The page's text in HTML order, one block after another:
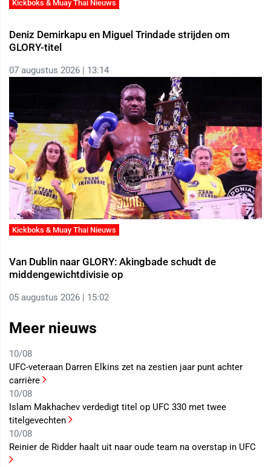
Kickboks & Muay Thai Nieuws
Deniz Demirkapu en Miguel Trindade strijden om
GLORY-titel
07 augustus 2026 | 13:14
Kickboks & Muay Thai Nieuws
Van Dublin naar GLORY: Akingbade schudt de
middengewichtdivisie op
05 augustus 2026 | 15:02
Meer nieuws
10/08
UFC-veteraan Darren Elkins zet na zestien jaar punt achter
carrière
10/08
Islam Makhachev verdedigt titel op UFC 330 met twee
titelgevechten
10/08
Reinier de Ridder haalt uit naar oude team na overstap in UFC